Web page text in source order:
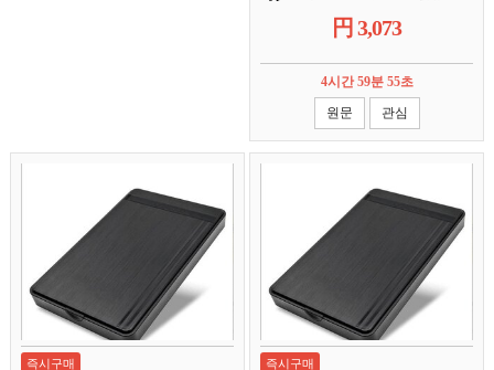
円3,073
4시간 59분 54초
원문
관심
즉시구매 즉시구매